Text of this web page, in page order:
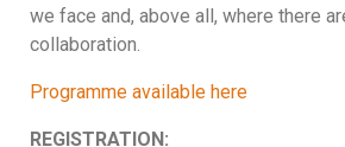
we face and, above all, where there
collaboration.
Programme available here
REGISTRATION: